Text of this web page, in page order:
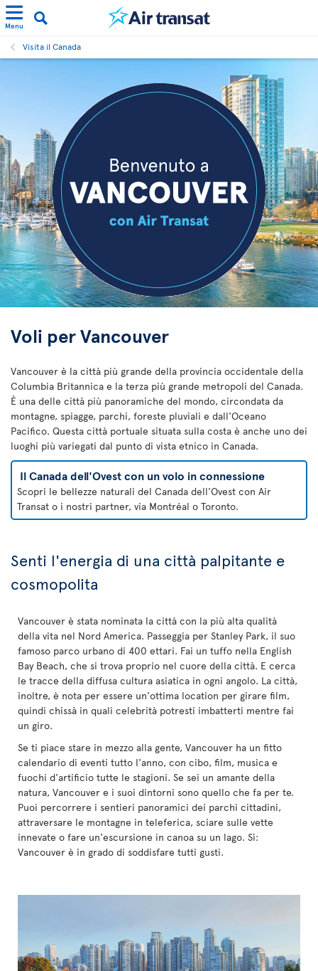
Menu
Visita il Canada
Voli per Vancouver
Vancouver è la città più grande della provincia occidentale della
Columbia Britannica e la terza più grande metropoli del Canada.
È una delle città più panoramiche del mondo, circondata da
montagne, spiagge, parchi, foreste pluviali e dall'Oceano
Pacifico. Questa città portuale situata sulla costa è anche uno dei
luoghi più variegati dal punto di vista etnico in Canada.
Il Canada dell'Ovest con un volo in connessione
Scopri le bellezze naturali del Canada dell'Ovest con Air
Transat o i nostri partner, via Montréal o Toronto.
Senti l'energia di una città palpitante e
cosmopolita
Vancouver è stata nominata la città con la più alta qualità
della vita nel Nord America. Passeggia per Stanley Park, il suo
famoso parco urbano di 400 ettari. Fai un tuffo nella English
Bay Beach, che si trova proprio nel cuore della città. E cerca
le tracce della diffusa cultura asiatica in ogni angolo. La città,
inoltre, è nota per essere un'ottima location per girare film,
quindi chissà in quali celebrità potresti imbatterti mentre fai
un giro.
Se ti piace stare in mezzo alla gente, Vancouver ha un fitto
calendario di eventi tutto l'anno, con cibo, film, musica e
fuochi d'artificio tutte le stagioni. Se sei un amante della
natura, Vancouver e i suoi dintorni sono quello che fa per te.
Puoi percorrere i sentieri panoramici dei parchi cittadini,
attraversare le montagne in teleferica, sciare sulle vette
innevate o fare un'escursione in canoa su un lago. Sì:
Vancouver è in grado di soddisfare tutti gusti.